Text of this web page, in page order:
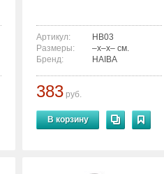
Артикул:
HB03
Размеры:
–x–x– см.
Бренд:
HAIBA
383 руб.
В корзину